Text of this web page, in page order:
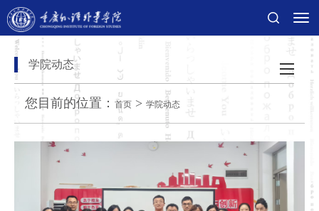
切
换
学院动态
您目前的位置： 首页 > 学院动态